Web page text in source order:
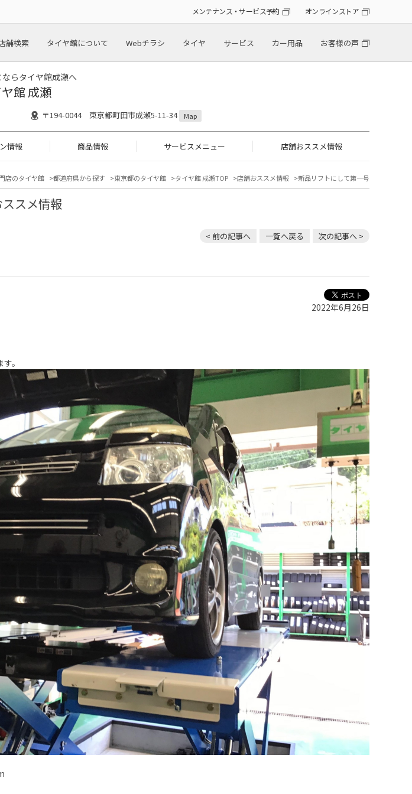
メンテナンス・サービス予約 オンラインストア
舗検索 タイヤ館について Webチラシ タイヤ サービス カー用品 お客様の声
ならタイヤ館成瀬へ
館 成瀬
〒194-0044 東京都町田市成瀬5-11-34 Map
情報 商品情報 サービスメニュー 店舗おススメ情報
店のタイヤ館 都道府県から探す 東京都のタイヤ館 タイヤ館 成瀬TOP 店舗おススメ情報 新品リフトにして第一号
スメ情報
< 前の記事へ 一覧へ戻る 次の記事へ >
2022年6月26日
。